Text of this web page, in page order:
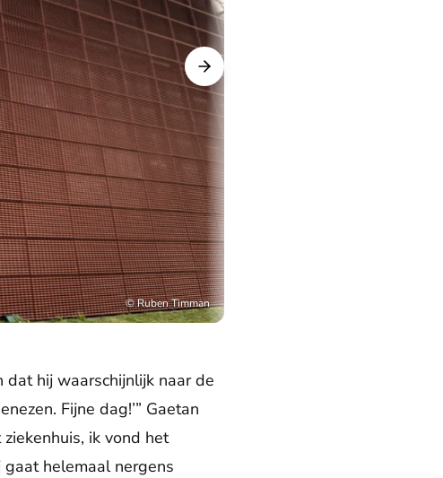
©Ruben Timman
dat hij waarschijnlijk naar de
Fijne dag!’” Gaetan
ik vond het
helemaal nergens